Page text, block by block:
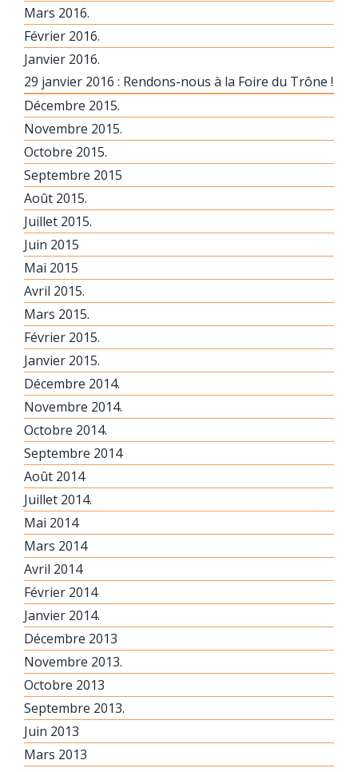
Mars 2016.
Février 2016.
Janvier 2016.
29 janvier 2016 : Rendons-nous à la Foire du Trône !
Décembre 2015.
Novembre 2015.
Octobre 2015.
Septembre 2015
Août 2015.
Juillet 2015.
Juin 2015
Mai 2015
Avril 2015.
Mars 2015.
Février 2015.
Janvier 2015.
Décembre 2014.
Novembre 2014.
Octobre 2014.
Septembre 2014
Août 2014
Juillet 2014.
Mai 2014
Mars 2014
Avril 2014
Février 2014
Janvier 2014.
Décembre 2013
Novembre 2013.
Octobre 2013
Septembre 2013.
Juin 2013
Mars 2013